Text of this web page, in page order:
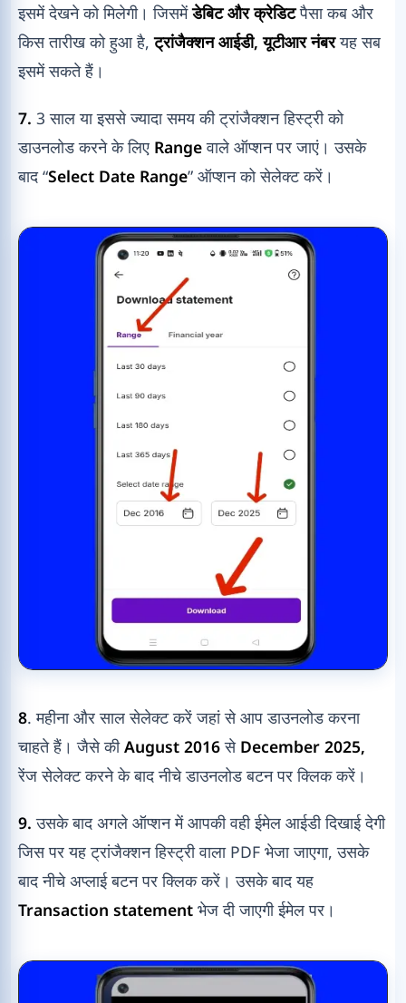
इसमें देखने को मिलेगी। जिसमेंडेबिट और क्रेडिटपैसा कब और
किस तारीख को हुआ है,ट्रांजैक्शन आईडी, यूटीआर नंबरयह सब
इसमें सकते हैं।
7. 3 साल या इससे ज्यादा समय की ट्रांजैक्शन हिस्ट्री को
डाउनलोड करने के लिए Rangeवाले ऑप्शन पर जाएं। उसके
बाद “Select Date Range” ऑप्शन को सेलेक्ट करें।
8. महीना और साल सेलेक्ट करें जहां से आप डाउनलोड करना
चाहते हैं। जैसे कीAugust 2016से December 2025,
रेंज सेलेक्ट करने के बाद नीचे डाउनलोड बटन पर क्लिक करें।
9. उसके बाद अगले ऑप्शन में आपकी वही ईमेल आईडी दिखाई देगी
जिस पर यह ट्रांजैक्शन हिस्ट्री वाला PDF भेजा जाएगा, उसके
बाद नीचे अप्लाई बटन पर क्लिक करें। उसके बाद यह
Transaction statement भेज दी जाएगी ईमेल पर।